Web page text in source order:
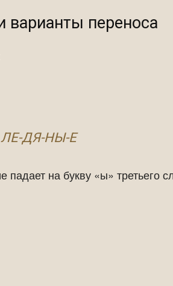
варианты переноса
ЛЕ-ДЯ-НЫ-Е
падает на букву «ы» третьего